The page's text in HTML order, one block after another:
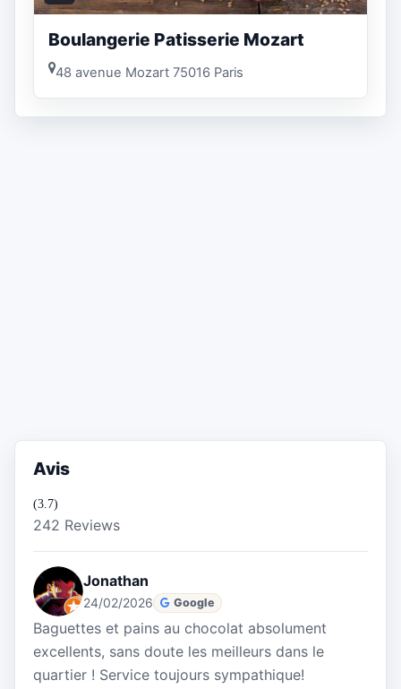
Boulangerie Patisserie Mozart
48 avenue Mozart 75016 Paris
Avis
(3.7)
242 Reviews
Jonathan
24/02/2026 Google
Baguettes et pains au chocolat absolument
excellents, sans doute les meilleurs dans le
quartier ! Service toujours sympathique!